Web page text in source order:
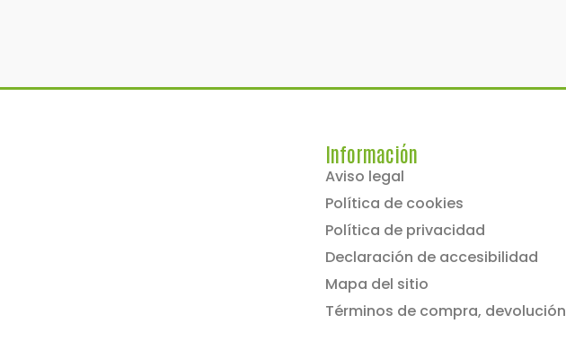
Información
Aviso legal
Política de cookies
Política de privacidad
Declaración de accesibilidad
Mapa del sitio
Términos de compra, devolución